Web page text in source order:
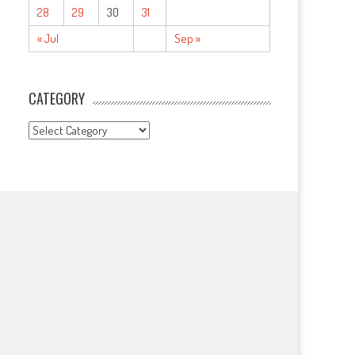
« Jul Sep »
28 29 30 31
CATEGORY
CATEGORY